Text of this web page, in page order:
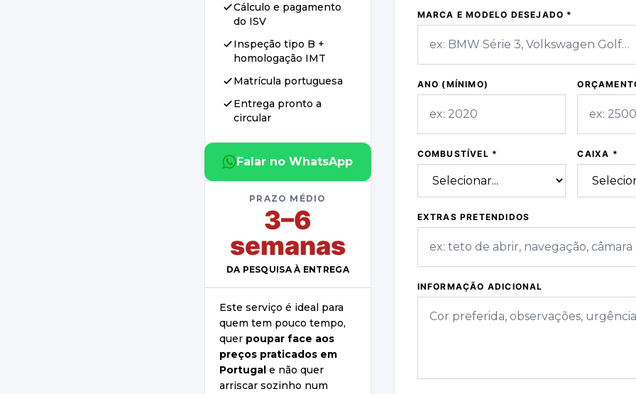
Cálculo e pagamento
do ISV
Inspeção tipo B +
homologação IMT
Matrícula portuguesa
Entrega pronto a
circular
Falar no WhatsApp
PRAZO MÉDIO
3–6
semanas
DA PESQUISA À ENTREGA
Este serviço é ideal para
quem tem pouco tempo,
quer poupar face aos
preços praticados em
Portugal e não quer
arriscar sozinho num
MARCA E MODELO DESEJADO *
ANO (MÍNIMO)
COMBUSTÍVEL * CAIXA *
EXTRAS PRETENDIDOS
INFORMAÇÃO ADICIONAL